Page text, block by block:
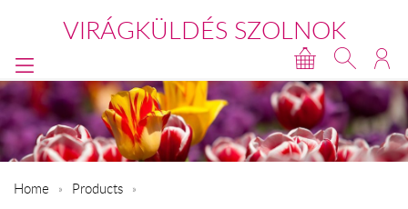
VIRÁGKÜLDÉS SZOLNOK
Home Products